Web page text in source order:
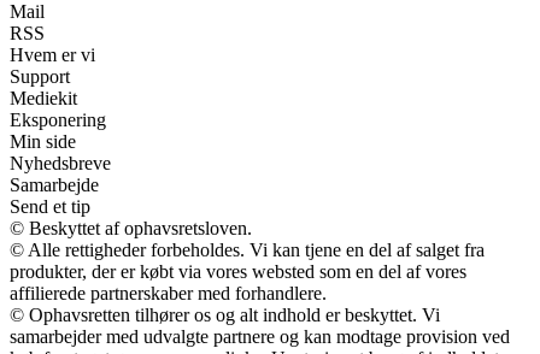
Mail
RSS
Hvem er vi
Support
Mediekit
Eksponering
Min side
Nyhedsbreve
Samarbejde
Send et tip
© Beskyttet af ophavsretsloven.
© Alle rettigheder forbeholdes. Vi kan tjene en del af salget fra
produkter, der er købt via vores websted som en del af vores
affilierede partnerskaber med forhandlere.
© Ophavsretten tilhører os og alt indhold er beskyttet. Vi
samarbejder med udvalgte partnere og kan modtage provision ved